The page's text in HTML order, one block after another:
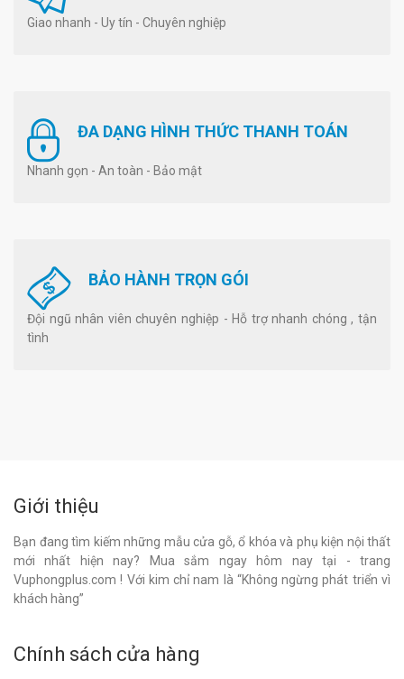
Giao nhanh - Uy tín - Chuyên nghiệp
ĐA DẠNG HÌNH THỨC THANH TOÁN
Nhanh gọn - An toàn - Bảo mật
BẢO HÀNH TRỌN GÓI
Đội ngũ nhân viên chuyên nghiệp - Hỗ trợ nhanh chóng , tận
tình
Giới thiệu
Bạn đang tìm kiếm những mẫu cửa gỗ, ổ khóa và phụ kiện nội thất
mới nhất hiện nay? Mua sắm ngay hôm nay tại - trang
Vuphongplus.com ! Với kim chỉ nam là “Không ngừng phát triển vì
khách hàng”
Chính sách cửa hàng